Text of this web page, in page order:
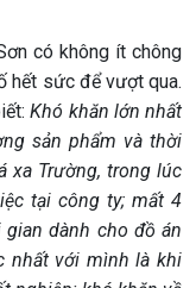
có không ít chông
hết sức để vượt qua.
Khó khăn lớn nhất
sản phẩm và thời
xa Trường, trong lúc
tại công ty; mất 4
dành cho đồ án
nhất với mình là khi